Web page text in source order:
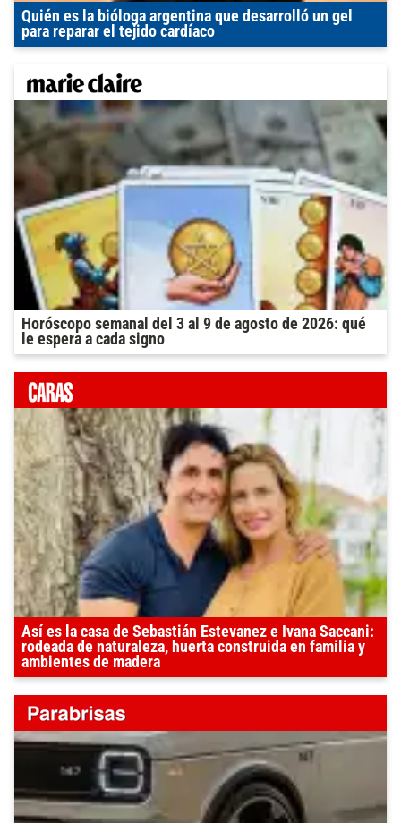
Quién es la bióloga argentina que desarrolló un gel
para reparar el tejido cardíaco
Horóscopo semanal del 3 al 9 de agosto de 2026: qué
le espera a cada signo
Así es la casa de Sebastián Estevanez e Ivana Saccani:
rodeada de naturaleza, huerta construida en familia y
ambientes de madera